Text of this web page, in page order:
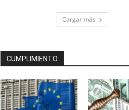
Cargar más
CUMPLIMIENTO